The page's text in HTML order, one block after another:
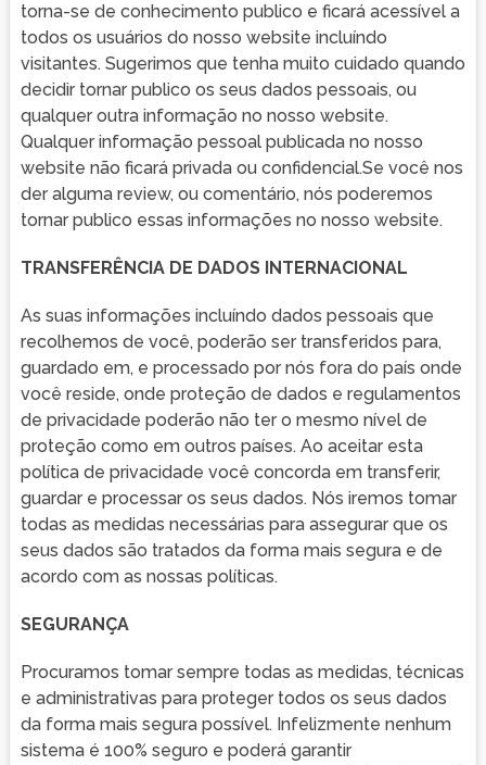
torna-se de conhecimento publico e ficará acessível a
todos os usuários do nosso website incluíndo
visitantes. Sugerimos que tenha muito cuidado quando
decidir tornar publico os seus dados pessoais, ou
qualquer outra informação no nosso website.
Qualquer informação pessoal publicada no nosso
website não ficará privada ou confidencial.Se você nos
der alguma review, ou comentário, nós poderemos
tornar publico essas informações no nosso website.
TRANSFERÊNCIA DE DADOS INTERNACIONAL
As suas informações incluíndo dados pessoais que
recolhemos de você, poderão ser transferidos para,
guardado em, e processado por nós fora do país onde
você reside, onde proteção de dados e regulamentos
de privacidade poderão não ter o mesmo nível de
proteção como em outros países. Ao aceitar esta
política de privacidade você concorda em transferir,
guardar e processar os seus dados. Nós iremos tomar
todas as medidas necessárias para assegurar que os
seus dados são tratados da forma mais segura e de
acordo com as nossas políticas.
SEGURANÇA
Procuramos tomar sempre todas as medidas, técnicas
e administrativas para proteger todos os seus dados
da forma mais segura possível. Infelizmente nenhum
sistema é 100% seguro e poderá garantir